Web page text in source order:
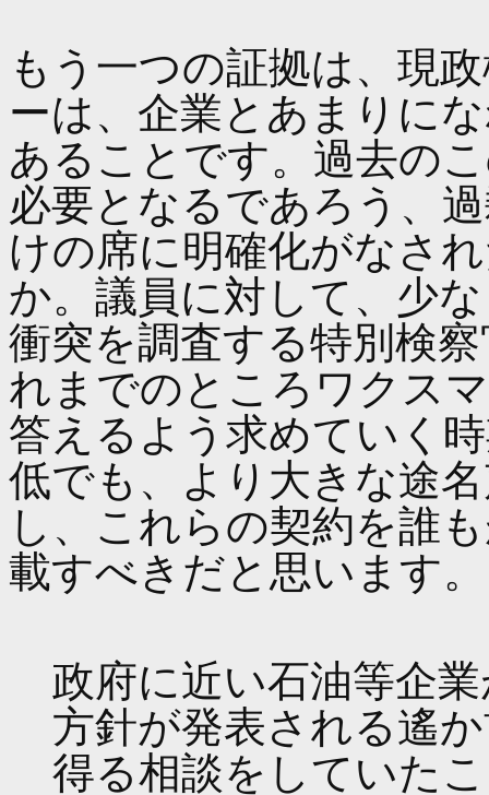
もう一つの証拠は、現
ーは、企業とあまりに
あることです。過去の
必要となるであろう、
けの席に明確化がなさ
か。議員に対して、少
衝突を調査する特別検
れまでのところワクス
答えるよう求めていく
低でも、より大きな途
し、これらの契約を誰
載すべきだと思います。
政府に近い石油等企
方針が発表される遙
得る相談をしていた